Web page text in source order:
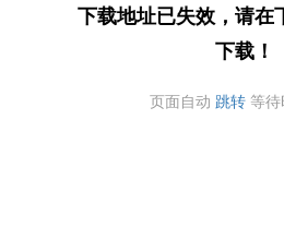
下载地址已失效，请在
下载！
页面自动 跳转 等待